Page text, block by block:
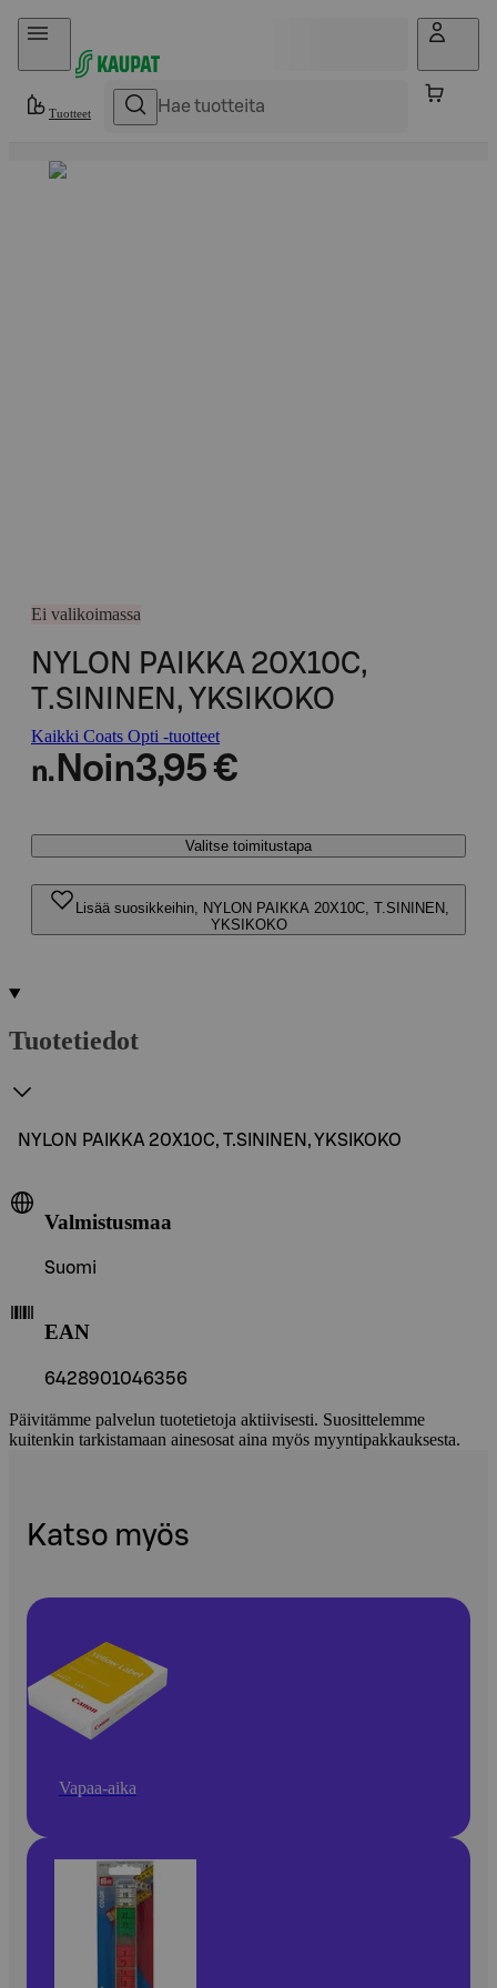
Hyppää sisältöön
Tuotteet
Ei valikoimassa
NYLON PAIKKA 20X10C,
T.SININEN, YKSIKOKO
Kaikki Coats Opti -tuotteet
n. Noin3,95 €
Valitse toimitustapa
Lisää suosikkeihin, NYLON PAIKKA 20X10C, T.SININEN,
YKSIKOKO
Tuotetiedot
NYLON PAIKKA 20X10C, T.SININEN, YKSIKOKO
Valmistusmaa
Suomi
EAN
6428901046356
Päivitämme palvelun tuotetietoja aktiivisesti. Suosittelemme
kuitenkin tarkistamaan ainesosat aina myös myyntipakkauksesta.
Katso myös
Vapaa-aika